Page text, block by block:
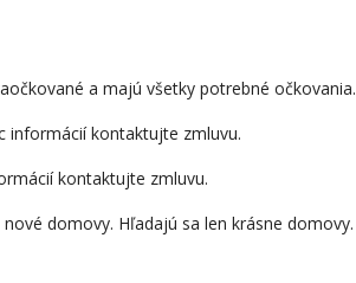
a majú všetky potrebné očkovania.
informácií kontaktujte zmluvu.
kontaktujte zmluvu.
domovy. Hľadajú sa len krásne domovy.